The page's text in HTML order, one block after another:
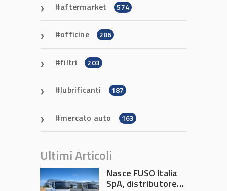
aftermarket 574
officine 286
filtri 203
lubrificanti 187
mercato auto 163
Ultimi Articoli
Nasce FUSO Italia
SpA, distributore